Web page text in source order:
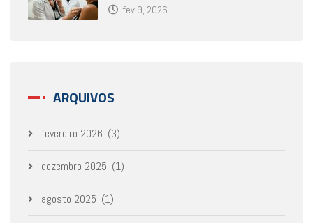
fev 9, 2026
ARQUIVOS
fevereiro 2026 (3)
dezembro 2025 (1)
agosto 2025 (1)